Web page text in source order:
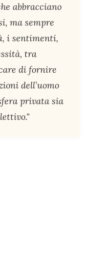
abbracciano
ma sempre
i sentimenti,
tra
di fornire
dell’uomo
privata sia